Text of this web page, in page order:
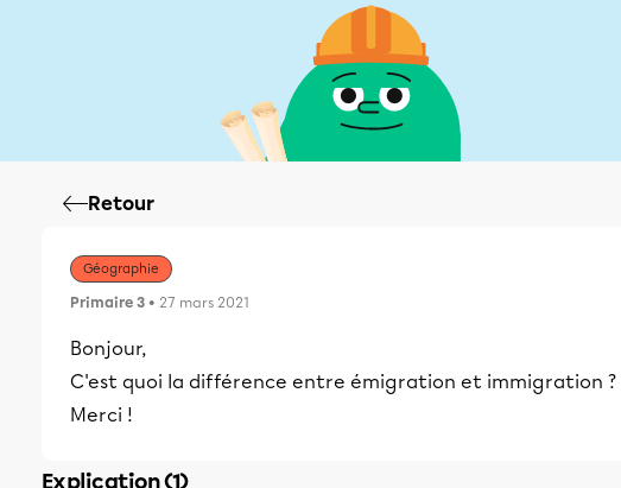
Retour
Géographie
Primaire 3 • 27 mars 2021
Bonjour,
C'est quoi la différence entre émigration et immigration ?
Merci !
Explication (1)